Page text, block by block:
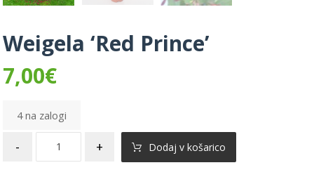
Weigela ‘Red Prince’
7,00€
4 na zalogi
- + Dodaj v košarico